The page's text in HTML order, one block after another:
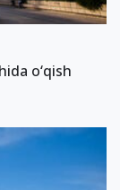
o‘qish